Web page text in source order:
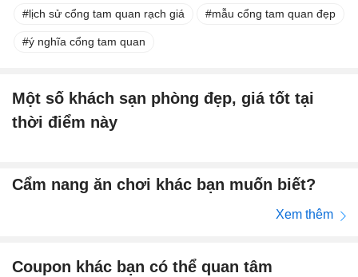
lịch sử cổng tam quan rạch giá mẫu cổng tam quan đẹp
ý nghĩa cổng tam quan
Một số khách sạn phòng đẹp, giá tốt tại
thời điểm này
Cẩm nang ăn chơi khác bạn muốn biết?
Xem thêm
Coupon khác bạn có thể quan tâm